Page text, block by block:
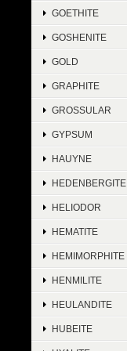
GOETHITE
GOSHENITE
GOLD
GRAPHITE
GROSSULAR
GYPSUM
HAUYNE
HEDENBERGITE
HELIODOR
HEMATITE
HEMIMORPHITE
HENMILITE
HEULANDITE
HUBEITE